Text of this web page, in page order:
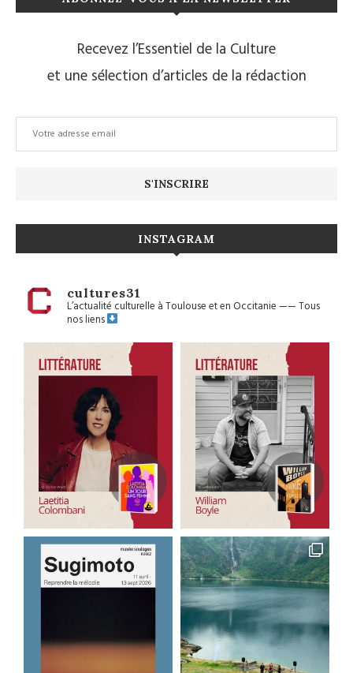
Recevez l’Essentiel de la Culture
et une sélection d’articles de la rédaction
INSTAGRAM
cultures31
L’actualité culturelle à Toulouse et en Occitanie——Tous
nos liens